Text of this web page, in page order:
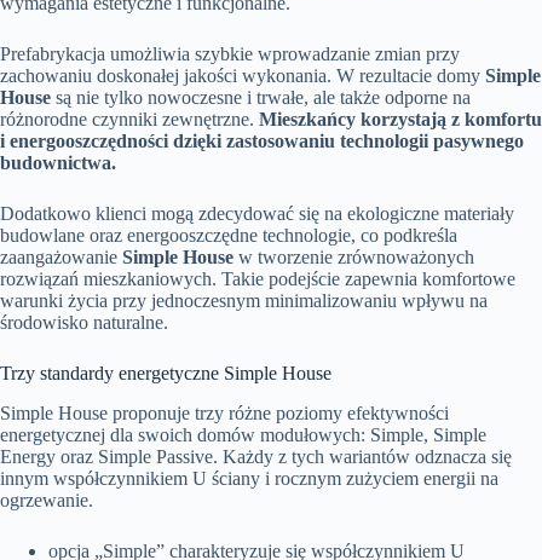
Prefabrykacja umożliwia szybkie wprowadzanie zmian przy
zachowaniu doskonałej jakości wykonania. W rezultacie domy Simple
House są nie tylko nowoczesne i trwałe, ale także odporne na
różnorodne czynniki zewnętrzne. Mieszkańcy korzystają z komfortu
i energooszczędności dzięki zastosowaniu technologii pasywnego
budownictwa.
Dodatkowo klienci mogą zdecydować się na ekologiczne materiały
budowlane oraz energooszczędne technologie, co podkreśla
zaangażowanie Simple House w tworzenie zrównoważonych
rozwiązań mieszkaniowych. Takie podejście zapewnia komfortowe
warunki życia przy jednoczesnym minimalizowaniu wpływu na
środowisko naturalne.
Trzy standardy energetyczne Simple House
Simple House proponuje trzy różne poziomy efektywności
energetycznej dla swoich domów modułowych: Simple, Simple
Energy oraz Simple Passive. Każdy z tych wariantów odznacza się
innym współczynnikiem U ściany i rocznym zużyciem energii na
ogrzewanie.
opcja „Simple” charakteryzuje się współczynnikiem U